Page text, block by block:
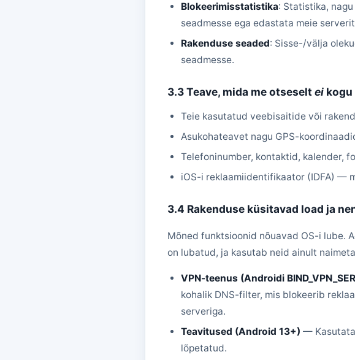
Blokeerimisstatistika: Statistika,
seadmesse ega edastata meie
Rakenduse seaded: Sisse-/välja
seadmesse.
3.3 Teave, mida me otseselt ei kogu
Teie kasutatud veebisaitide või
Asukohateavet nagu GPS-
Telefoninumber, kontaktid, kalender,
iOS-i reklaamiidentifikaator (IDFA) —
3.4 Rakenduse küsitavad load ja
Mõned funktsioonid nõuavad OS-i lube.
on lubatud, ja kasutab neid ainult
VPN-teenus (Androidi
kohalik DNS-filter, mis blokeerib
serveriga.
Teavitused (Android 13+) —
lõpetatud.